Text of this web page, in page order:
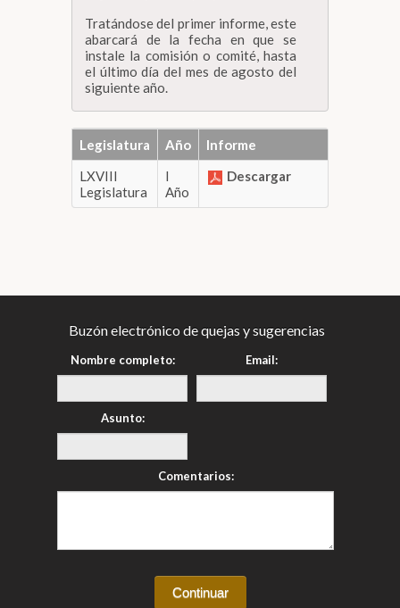
Tratándose del primer informe, este
abarcará de la fecha en que se
instale la comisión o comité, hasta
el último día del mes de agosto del
siguiente año.
Legislatura Año
Informe
LXVIII
Legislatura
I
Año
Descargar
Buzón electrónico de quejas y sugerencias
Nombre completo: Email:
Asunto:
Comentarios: